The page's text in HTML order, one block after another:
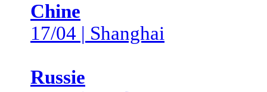
Chine
17/04 | Shanghai
Russie